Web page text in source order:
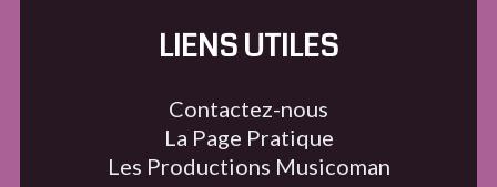
LIENS UTILES
Contactez-nous
La Page Pratique
Les Productions Musicoman